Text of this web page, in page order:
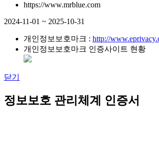
https://www.mrblue.com
2024-11-01 ~ 2025-10-31
개인정보보호마크 : http://
개인정보보호마크 인증사이트 현황
닫기
정보보호 관리체계 인증서